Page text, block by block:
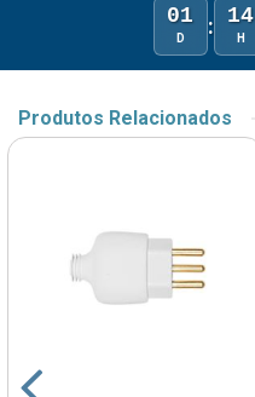
01
D : 14
H
Produtos Relacionados